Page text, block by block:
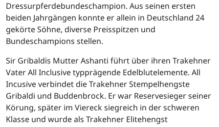
Dressurpferdebundeschampion. Aus seinen ersten
beiden Jahrgängen konnte er allein in Deutschland 24
gekörte Söhne, diverse Preisspitzen und
Bundeschampions stellen.
Sir Gribaldis Mutter Ashanti führt über ihren Trakehner
Vater All Inclusive typprägende Edelblutelemente. All
Incusive verbindet die Trakehner Stempelhengste
Gribaldi und Buddenbrock. Er war Reservesieger seiner
Körung, später im Viereck siegreich in der schweren
Klasse und wurde als Trakehner Elitehengst